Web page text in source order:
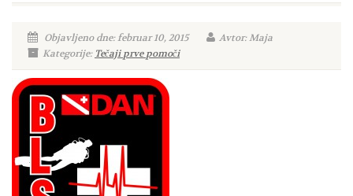
Objavljeno dne: februar 10, 2015
Avtor: Maja
Kategorije: Tečaji prve pomoči